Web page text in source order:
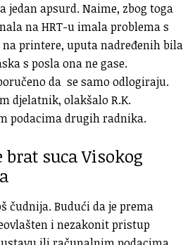
jedan apsurd. Naime, zbog toga
na HRT-u imala problema s
printere, uputa nadređenih bila
s posla ona ne gase.
da se samo odlogiraju.
djelatnik, olakšalo R.K.
podacima drugih radnika.
suca Visokog
čudnija. Budući da je prema
i nezakonit pristup